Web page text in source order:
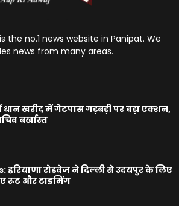
the no.1 news website in Panipat. We
news from many areas.
धान खरीद में गेटपास गड़बड़ी पर बड़ा एक्शन,
बर्खास्त
हरियाणा रोडवेज ने दिल्ली से उदयपुर के लिए
रूट और टाइमिंग